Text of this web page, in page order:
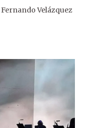
Fernando Velázquez